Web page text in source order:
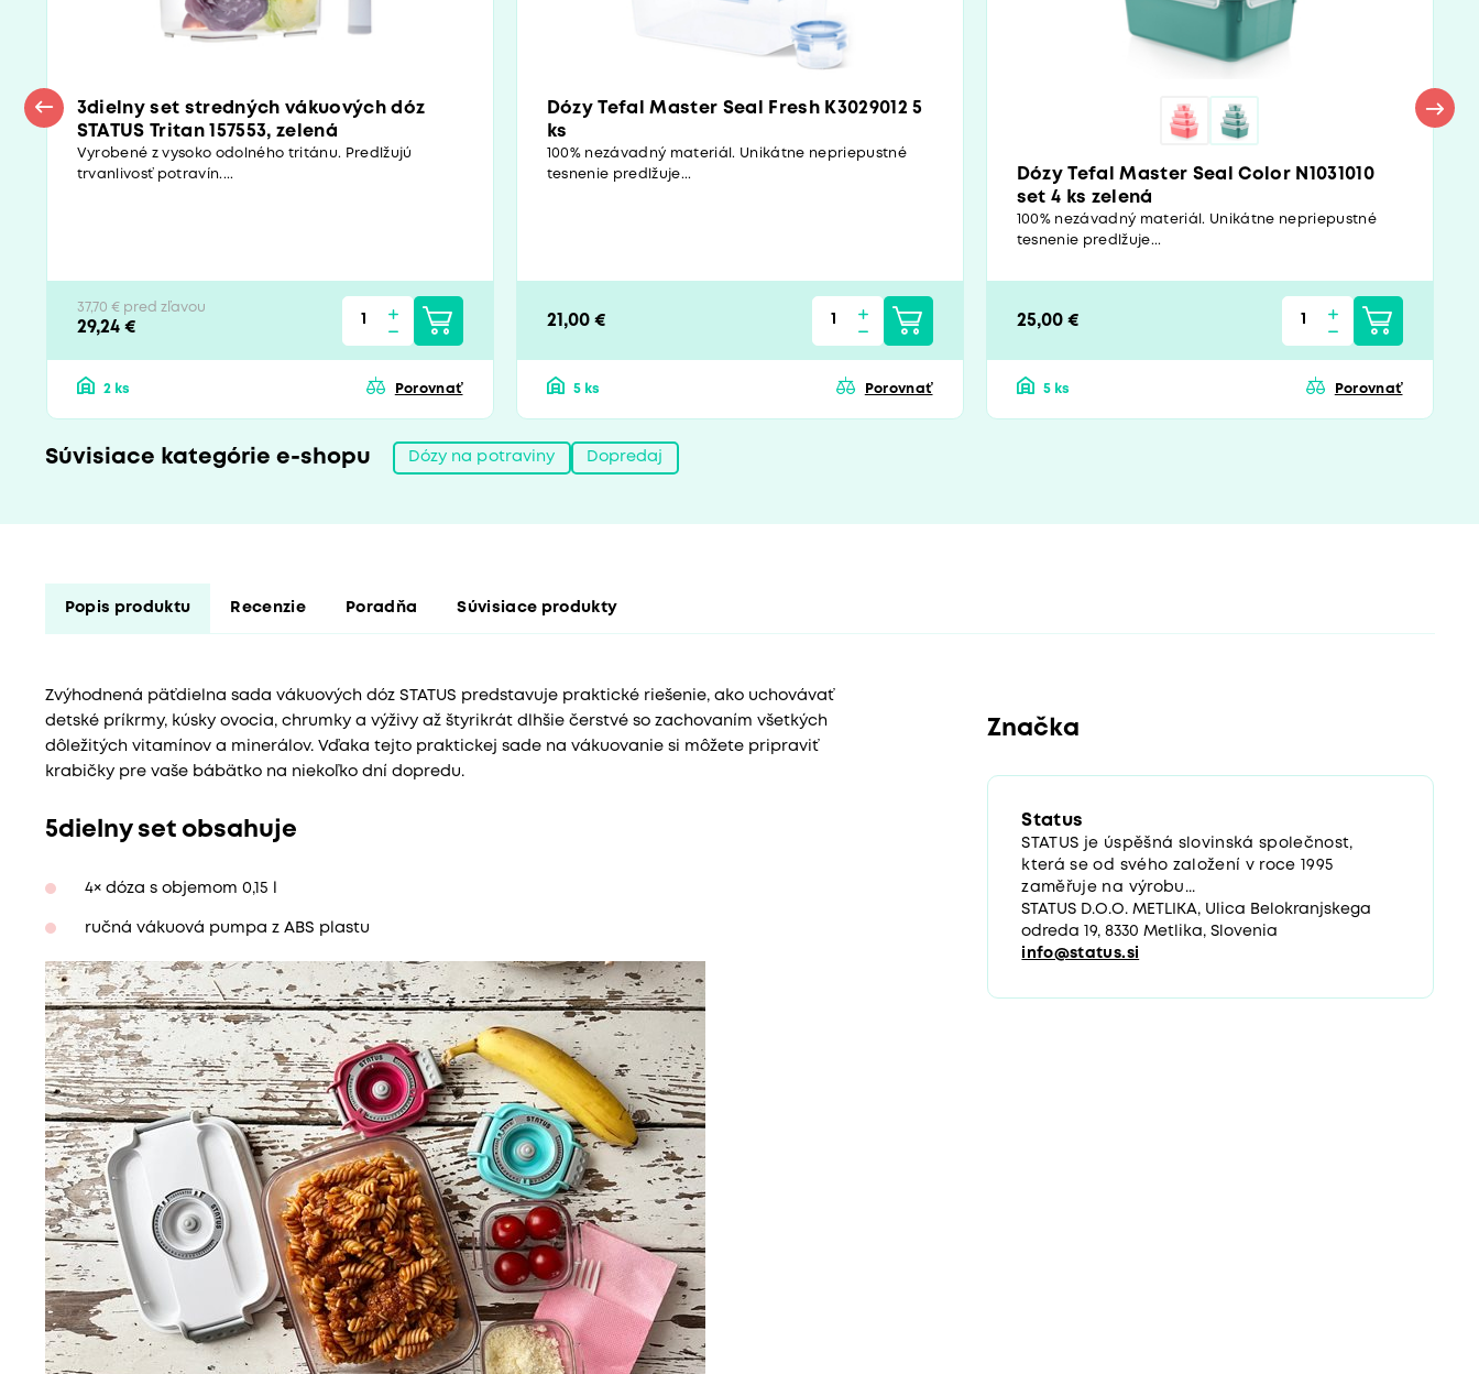
3dielny set stredných vákuových dóz
STATUS Tritan 157553, zelená
Vyrobené z vysoko odolného tritánu. Predlžujú
trvanlivosť potravín....
37,70 € pred zľavou
29,24 €
2 ks Porovnať
Dózy Tefal Master Seal Fresh K3029012 5
ks
100% nezávadný materiál. Unikátne nepriepustné
tesnenie predlžuje...
21,00 €
5 ks Porovnať
Dózy Tefal Master Seal Color N1031010
set 4 ks zelená
100% nezávadný materiál. Unikátne nepriepustné
tesnenie predlžuje...
25,00 €
5 ks Porovnať
Súvisiace kategórie e-shopu Dózy na potraviny Dopredaj
Popis produktu Recenzie Poradňa Súvisiace produkty
Zvýhodnená päťdielna sada vákuových dóz STATUS predstavuje praktické riešenie, ako uchovávať
detské príkrmy, kúsky ovocia, chrumky a výživy až štyrikrát dlhšie čerstvé so zachovaním všetkých
dôležitých vitamínov a minerálov. Vďaka tejto praktickej sade na vákuovanie si môžete pripraviť
krabičky pre vaše bábätko na niekoľko dní dopredu.
5dielny set obsahuje
4× dóza s objemom 0,15 l
ručná vákuová pumpa z ABS plastu
Značka
Status
STATUS je úspěšná slovinská společnost,
která se od svého založení v roce 1995
zaměřuje na výrobu...
STATUS D.O.O. METLIKA, Ulica Belokranjskega
odreda 19, 8330 Metlika, Slovenia
info@status.si